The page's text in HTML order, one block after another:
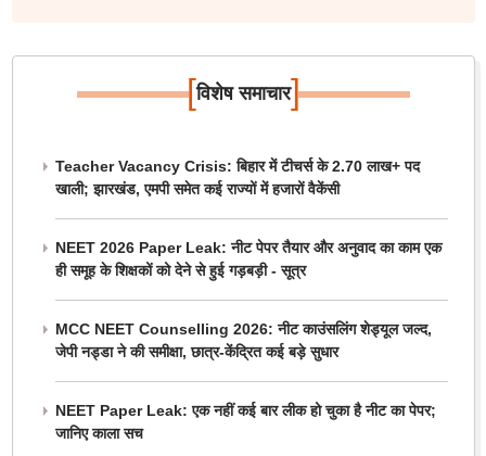
[विशेष समाचार]
Teacher Vacancy Crisis: बिहार में टीचर्स के 2.70 लाख+ पद
खाली; झारखंड, एमपी समेत कई राज्यों में हजारों वैकेंसी
NEET 2026 Paper Leak: नीट पेपर तैयार और अनुवाद का काम एक
ही समूह के शिक्षकों को देने से हुई गड़बड़ी - सूत्र
MCC NEET Counselling 2026: नीट काउंसलिंग शेड्यूल जल्द,
जेपी नड्डा ने की समीक्षा, छात्र-केंद्रित कई बड़े सुधार
NEET Paper Leak: एक नहीं कई बार लीक हो चुका है नीट का पेपर;
जानिए काला सच